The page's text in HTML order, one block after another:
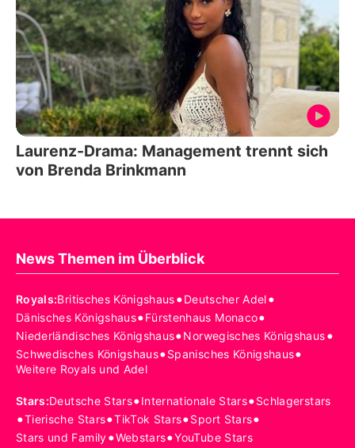
Laurenz-Drama: Management trennt sich
von Brenda Brinkmann
News Themen im Überblick
Royals:Britisches Königshaus•Deutscher Adel•
Dänisches Königshaus•Fürstenhaus Monaco•
Niederländisches Königshaus•Norwegisches Königshaus•
Schwedisches Königshaus•Spanisches Königshaus•
Weitere Royals und Adel
Stars:Deutsche Stars•Internationale Stars•Schlagerstars
•Tierische Stars•TikTok Stars•Sport Stars•
Stars und Family•Webstars•YouTube Stars